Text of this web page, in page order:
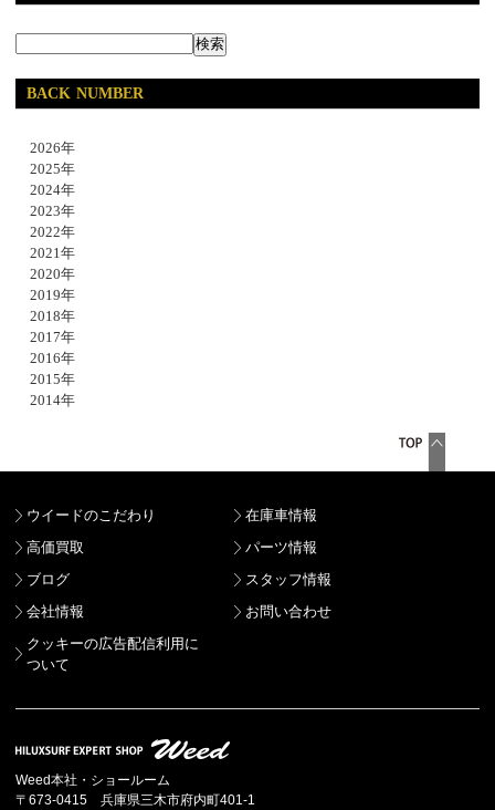
BACK NUMBER
2026年
2025年
2024年
2023年
2022年
2021年
2020年
2019年
2018年
2017年
2016年
2015年
2014年
ウイードのこだわり
在庫車情報
高価買取
パーツ情報
ブログ
スタッフ情報
会社情報
お問い合わせ
クッキーの広告配信利用に
ついて
Weed本社・ショールーム
〒673-0415 兵庫県三木市府内町401-1